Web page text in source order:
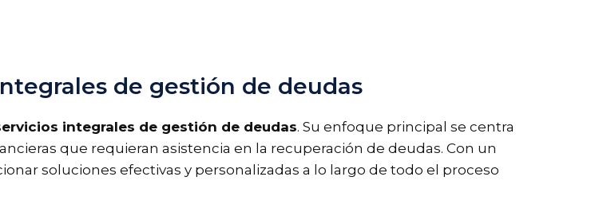
de gestión de deudas
integrales de gestión de deudas. Su enfoque principal se centra
que requieran asistencia en la recuperación de deudas. Con un
soluciones efectivas y personalizadas a lo largo de todo el proceso